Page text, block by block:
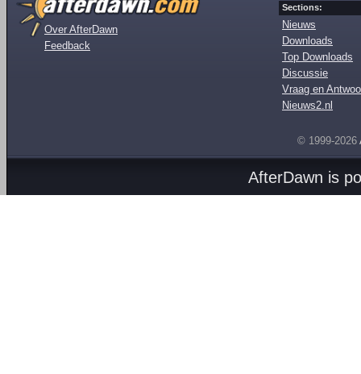
Over AfterDawn
Feedback
Sections:
Nieuws
Downloads
Top Downloads
Discussie
Vraag en
Nieuws2.nl
© 1999-2026
AfterDawn is